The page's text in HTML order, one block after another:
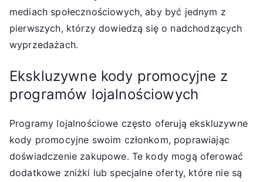
mediach społecznościowych, aby być jednym z
pierwszych, którzy dowiedzą się o nadchodzących
wyprzedażach.
Ekskluzywne kody promocyjne z
programów lojalnościowych
Programy lojalnościowe często oferują ekskluzywne
kody promocyjne swoim członkom, poprawiając
doświadczenie zakupowe. Te kody mogą oferować
dodatkowe zniżki lub specjalne oferty, które nie są